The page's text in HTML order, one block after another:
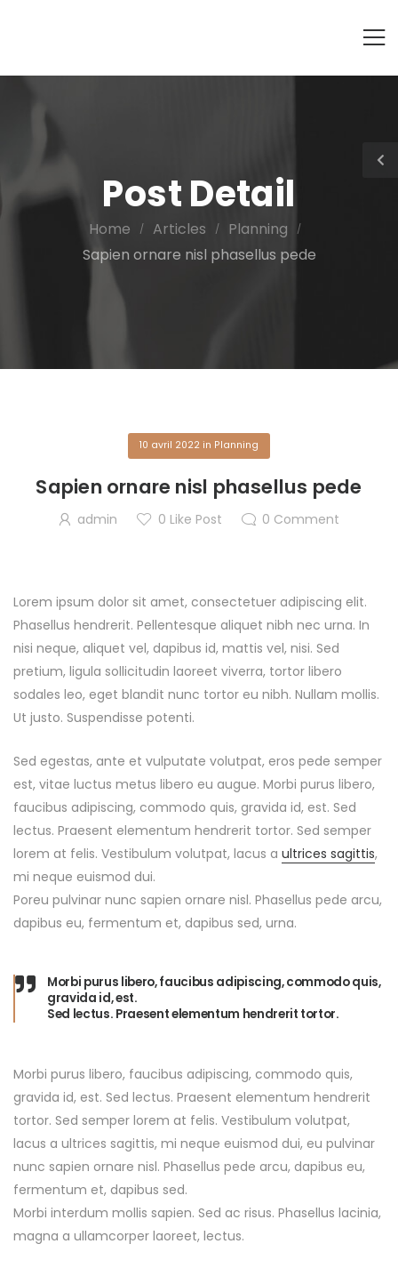
Post Detail
Home / Articles / Planning /
Sapien ornare nisl phasellus pede
10 avril 2022 in Planning
Sapien ornare nisl phasellus pede
admin 0 Like Post 0 Comment
Lorem ipsum dolor sit amet, consectetuer adipiscing elit.
Phasellus hendrerit. Pellentesque aliquet nibh nec urna. In
nisi neque, aliquet vel, dapibus id, mattis vel, nisi. Sed
pretium, ligula sollicitudin laoreet viverra, tortor libero
sodales leo, eget blandit nunc tortor eu nibh. Nullam mollis.
Ut justo. Suspendisse potenti.
Sed egestas, ante et vulputate volutpat, eros pede semper
est, vitae luctus metus libero eu augue. Morbi purus libero,
faucibus adipiscing, commodo quis, gravida id, est. Sed
lectus. Praesent elementum hendrerit tortor. Sed semper
lorem at felis. Vestibulum volutpat, lacus a ultrices sagittis,
mi neque euismod dui.
Poreu pulvinar nunc sapien ornare nisl. Phasellus pede arcu,
dapibus eu, fermentum et, dapibus sed, urna.
Morbi purus libero, faucibus adipiscing, commodo quis,
gravida id, est.
Sed lectus. Praesent elementum hendrerit tortor.
Morbi purus libero, faucibus adipiscing, commodo quis,
gravida id, est. Sed lectus. Praesent elementum hendrerit
tortor. Sed semper lorem at felis. Vestibulum volutpat,
lacus a ultrices sagittis, mi neque euismod dui, eu pulvinar
nunc sapien ornare nisl. Phasellus pede arcu, dapibus eu,
fermentum et, dapibus sed.
Morbi interdum mollis sapien. Sed ac risus. Phasellus lacinia,
magna a ullamcorper laoreet, lectus.